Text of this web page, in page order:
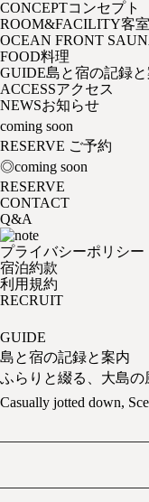
CONCEPTコンセプト
ROOM&FACILITY客室
OCEAN FRONT
FOOD料理
GUIDE島と宿の記録
ACCESSアクセス
NEWSお知らせ
coming soon
RESERVE ご予約
◎coming soon
RESERVE
CONTACT
Q&A
プライバシーポリシー
宿泊約款
利用規約
RECRUIT
GUIDE
島と宿の記録と案内
ふらりと綴る、大島の
Casually jotted down,